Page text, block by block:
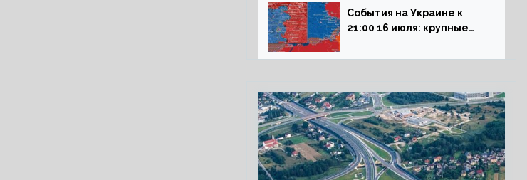
рынок РФ
События на Украине к
21:00 16 июля: крупные
Северском, Киев